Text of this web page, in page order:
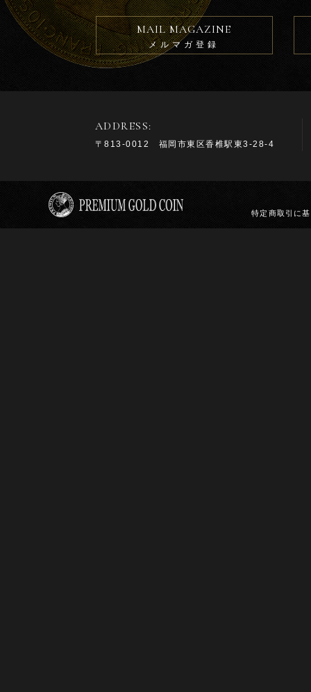
MAIL MAGAZINE
メルマガ登録
ADDRESS:
〒813-0012 福岡市東区香椎駅東3-28-4
特定商取引に